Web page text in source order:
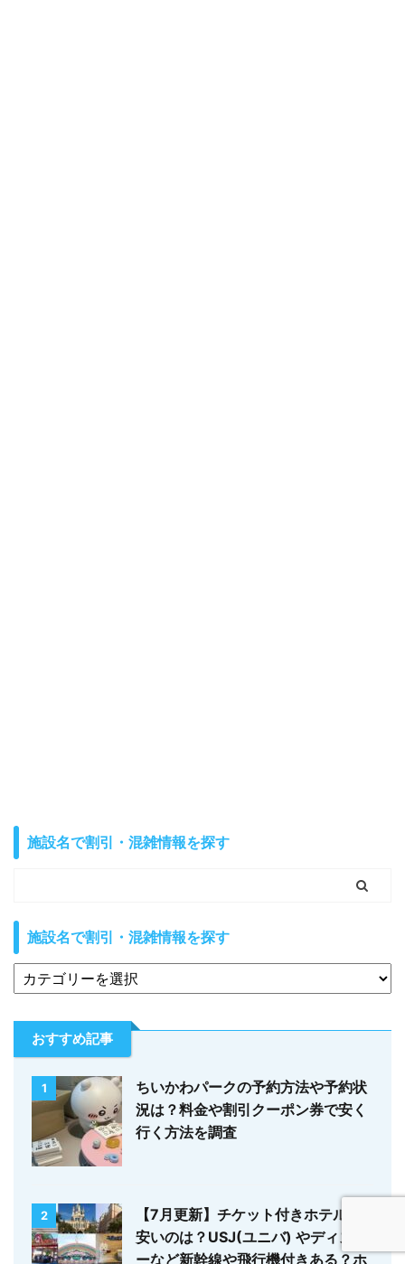
施設名で割引・混雑情報を探す
施設名で割引・混雑情報を探す
おすすめ記事
1
ちいかわパークの予約方法や予約状
況は？料金や割引クーポン券で安く
行く方法を調査
2
【7月更新】チケット付きホテルで
安いのは？USJ(ユニバ) やディズニ
ーなど新幹線や飛行機付きある？ホ